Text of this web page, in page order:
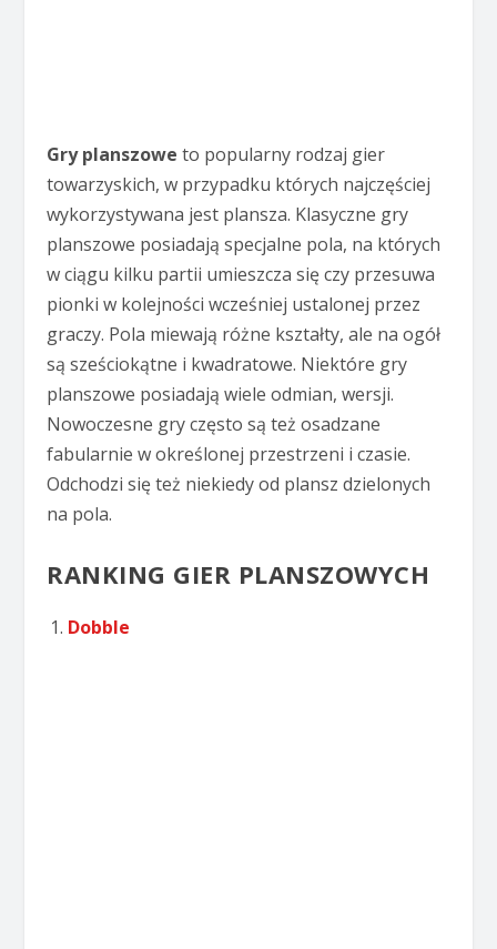
Gry planszowe to popularny rodzaj gier
towarzyskich, w przypadku których najczęściej
wykorzystywana jest plansza. Klasyczne gry
planszowe posiadają specjalne pola, na których
w ciągu kilku partii umieszcza się czy przesuwa
pionki w kolejności wcześniej ustalonej przez
graczy. Pola miewają różne kształty, ale na ogół
są sześciokątne i kwadratowe. Niektóre gry
planszowe posiadają wiele odmian, wersji.
Nowoczesne gry często są też osadzane
fabularnie w określonej przestrzeni i czasie.
Odchodzi się też niekiedy od plansz dzielonych
na pola.
RANKING GIER PLANSZOWYCH
Dobble